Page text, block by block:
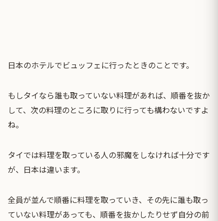
日本のホテルでビュッフェに行ったときのことです。
もしタイなら誰も取っていない料理があれば、順番を抜か
して、次の料理のところに取りに行っても構わないですよ
ね。
タイでは料理を取っている人の邪魔をしなければ十分です
が、日本は違います。
全員が並んで順番に料理を取っていき、その先に誰も取っ
ていない料理があっても、順番を抜かしたりせず自分の前